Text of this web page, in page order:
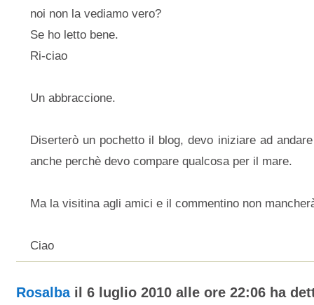
noi non la vediamo vero?
Se ho letto bene.
Ri-ciao
Un abbraccione.
Diserterò un pochetto il blog, devo iniziare ad
anche perchè devo compare qualcosa per il mare.
Ma la visitina agli amici e il commentino non
Ciao
Rosalbail 6 luglio 2010 alle ore 22:06 ha